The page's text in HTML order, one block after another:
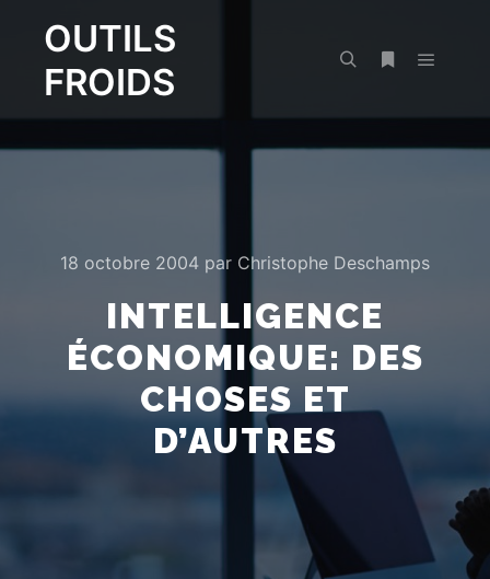
OUTILS
FROIDS
18 octobre 2004 par Christophe Deschamps
INTELLIGENCE
ÉCONOMIQUE: DES
CHOSES ET
D’AUTRES